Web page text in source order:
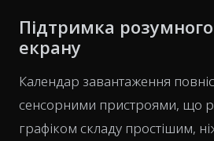
Підтримка
екрану
Календар завантаження
сенсорними пристроями, що
графіком складу простішим,